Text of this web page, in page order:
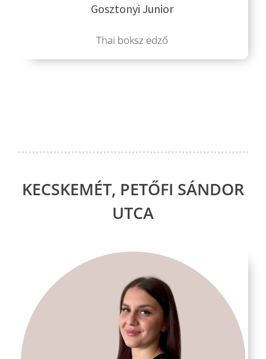
Gosztonyi Junior
Thai boksz edző
KECSKEMÉT, PETŐFI SÁNDOR
UTCA